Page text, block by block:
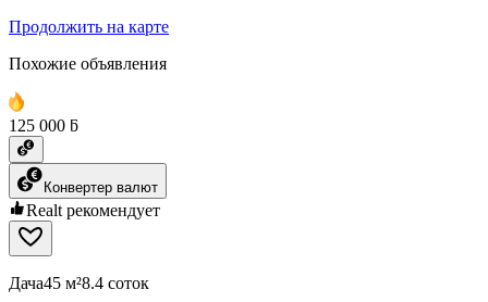
Продолжить на карте
Похожие объявления
125 000 ƃ
Конвертер валют
Realt рекомендует
Дача45 м²8.4 соток